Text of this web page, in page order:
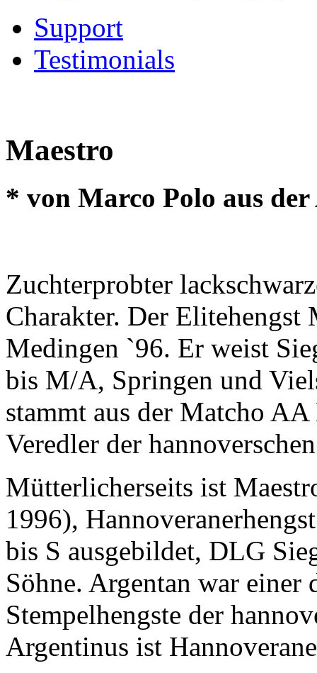
Support
Testimonials
Maestro
* von Marco Polo aus
Zuchterprobter
Charakter. Der Elitehengst
Medingen `96. Er weist
bis M/A, Springen und
stammt aus der Matcho
Veredler der
Mütterlicherseits ist
1996),
bis S ausgebildet, DLG
Söhne. Argentan war einer
Stempelhengste der
Argentinus ist